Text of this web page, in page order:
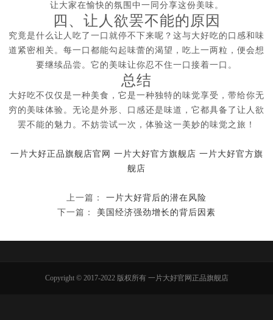
让大家在愉快的氛围中一同分享这份美味。
四、让人欲罢不能的原因
究竟是什么让人吃了一口就停不下来呢？这与大好吃的口感和味
道紧密相关。每一口都能勾起味蕾的渴望，吃上一两粒，便会想
要继续品尝。它的美味让你忍不住一口接着一口。
总结
大好吃不仅仅是一种美食，它是一种独特的味觉享受，带给你无
穷的美味体验。无论是外形、口感还是味道，它都具备了让人欲
罢不能的魅力。不妨尝试一次，体验这一美妙的味觉之旅！
一片大好正品旗舰店官网 一片大好官方旗舰店 一片大好官方旗
舰店
上一篇： 一片大好背后的潜在风险
下一篇： 美国经济强劲增长的背后因素
Copyright © 2017-2022 版权所有 一片大好官网正品旗舰店